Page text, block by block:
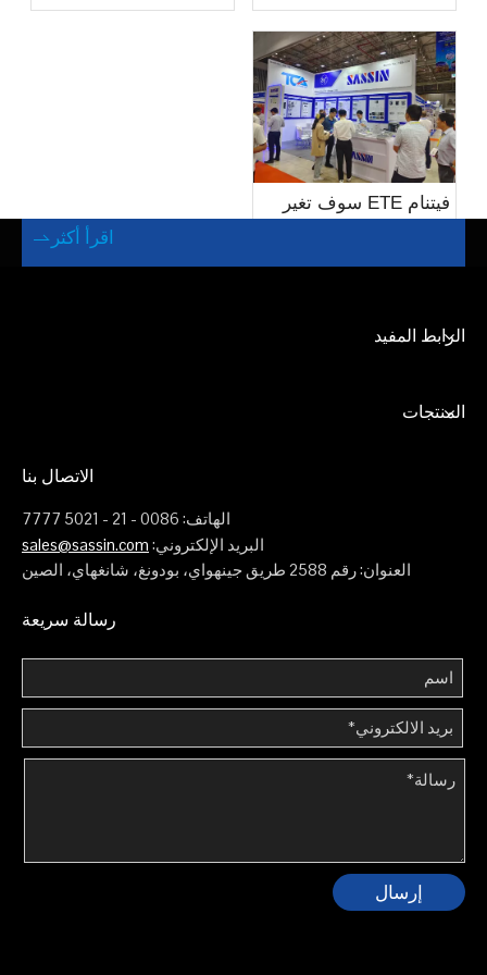
5. شبكةSMART الشبكة، المطبقة على شركات الطاقة،
شركات الطاقة، شركات الخدمات اللوجستية، إلخ.
بموجب إرشادات وضع الإدارة المتقدمة، سيستمر ساسين
في الاستثمار في البحث والتطوير، وتحسين المحتوى الفني
لجودة المنتجات والمنتجات بشكل دائم، وتوفير منتجات
محتوى تقنية أفضل وأعلى وخدمات أكثر شمولا للعملاء في
الطاقة في الصناعة
الكهربائية
فيتنام ETE سوف تغير
المستقبل في عام 2024
اقرأ أكثر 
الرابط المفيد
المنتجات
الاتصال بنا
الهاتف: 0086 - 21 - 5021 7777
البريد الإلكتروني: sales@sassin.com
العنوان: رقم 2588 طريق جينهواي، بودونغ، شانغهاي، الصين
رسالة سريعة
إرسال